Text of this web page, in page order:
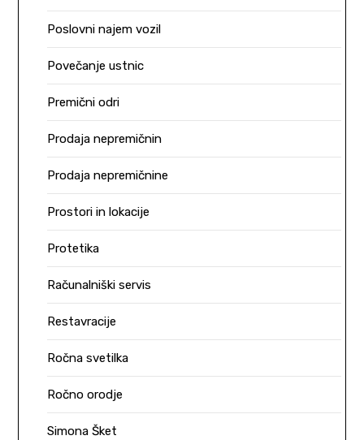
Poslovni najem vozil
Povečanje ustnic
Premični odri
Prodaja nepremičnin
Prodaja nepremičnine
Prostori in lokacije
Protetika
Računalniški servis
Restavracije
Ročna svetilka
Ročno orodje
Simona Šket